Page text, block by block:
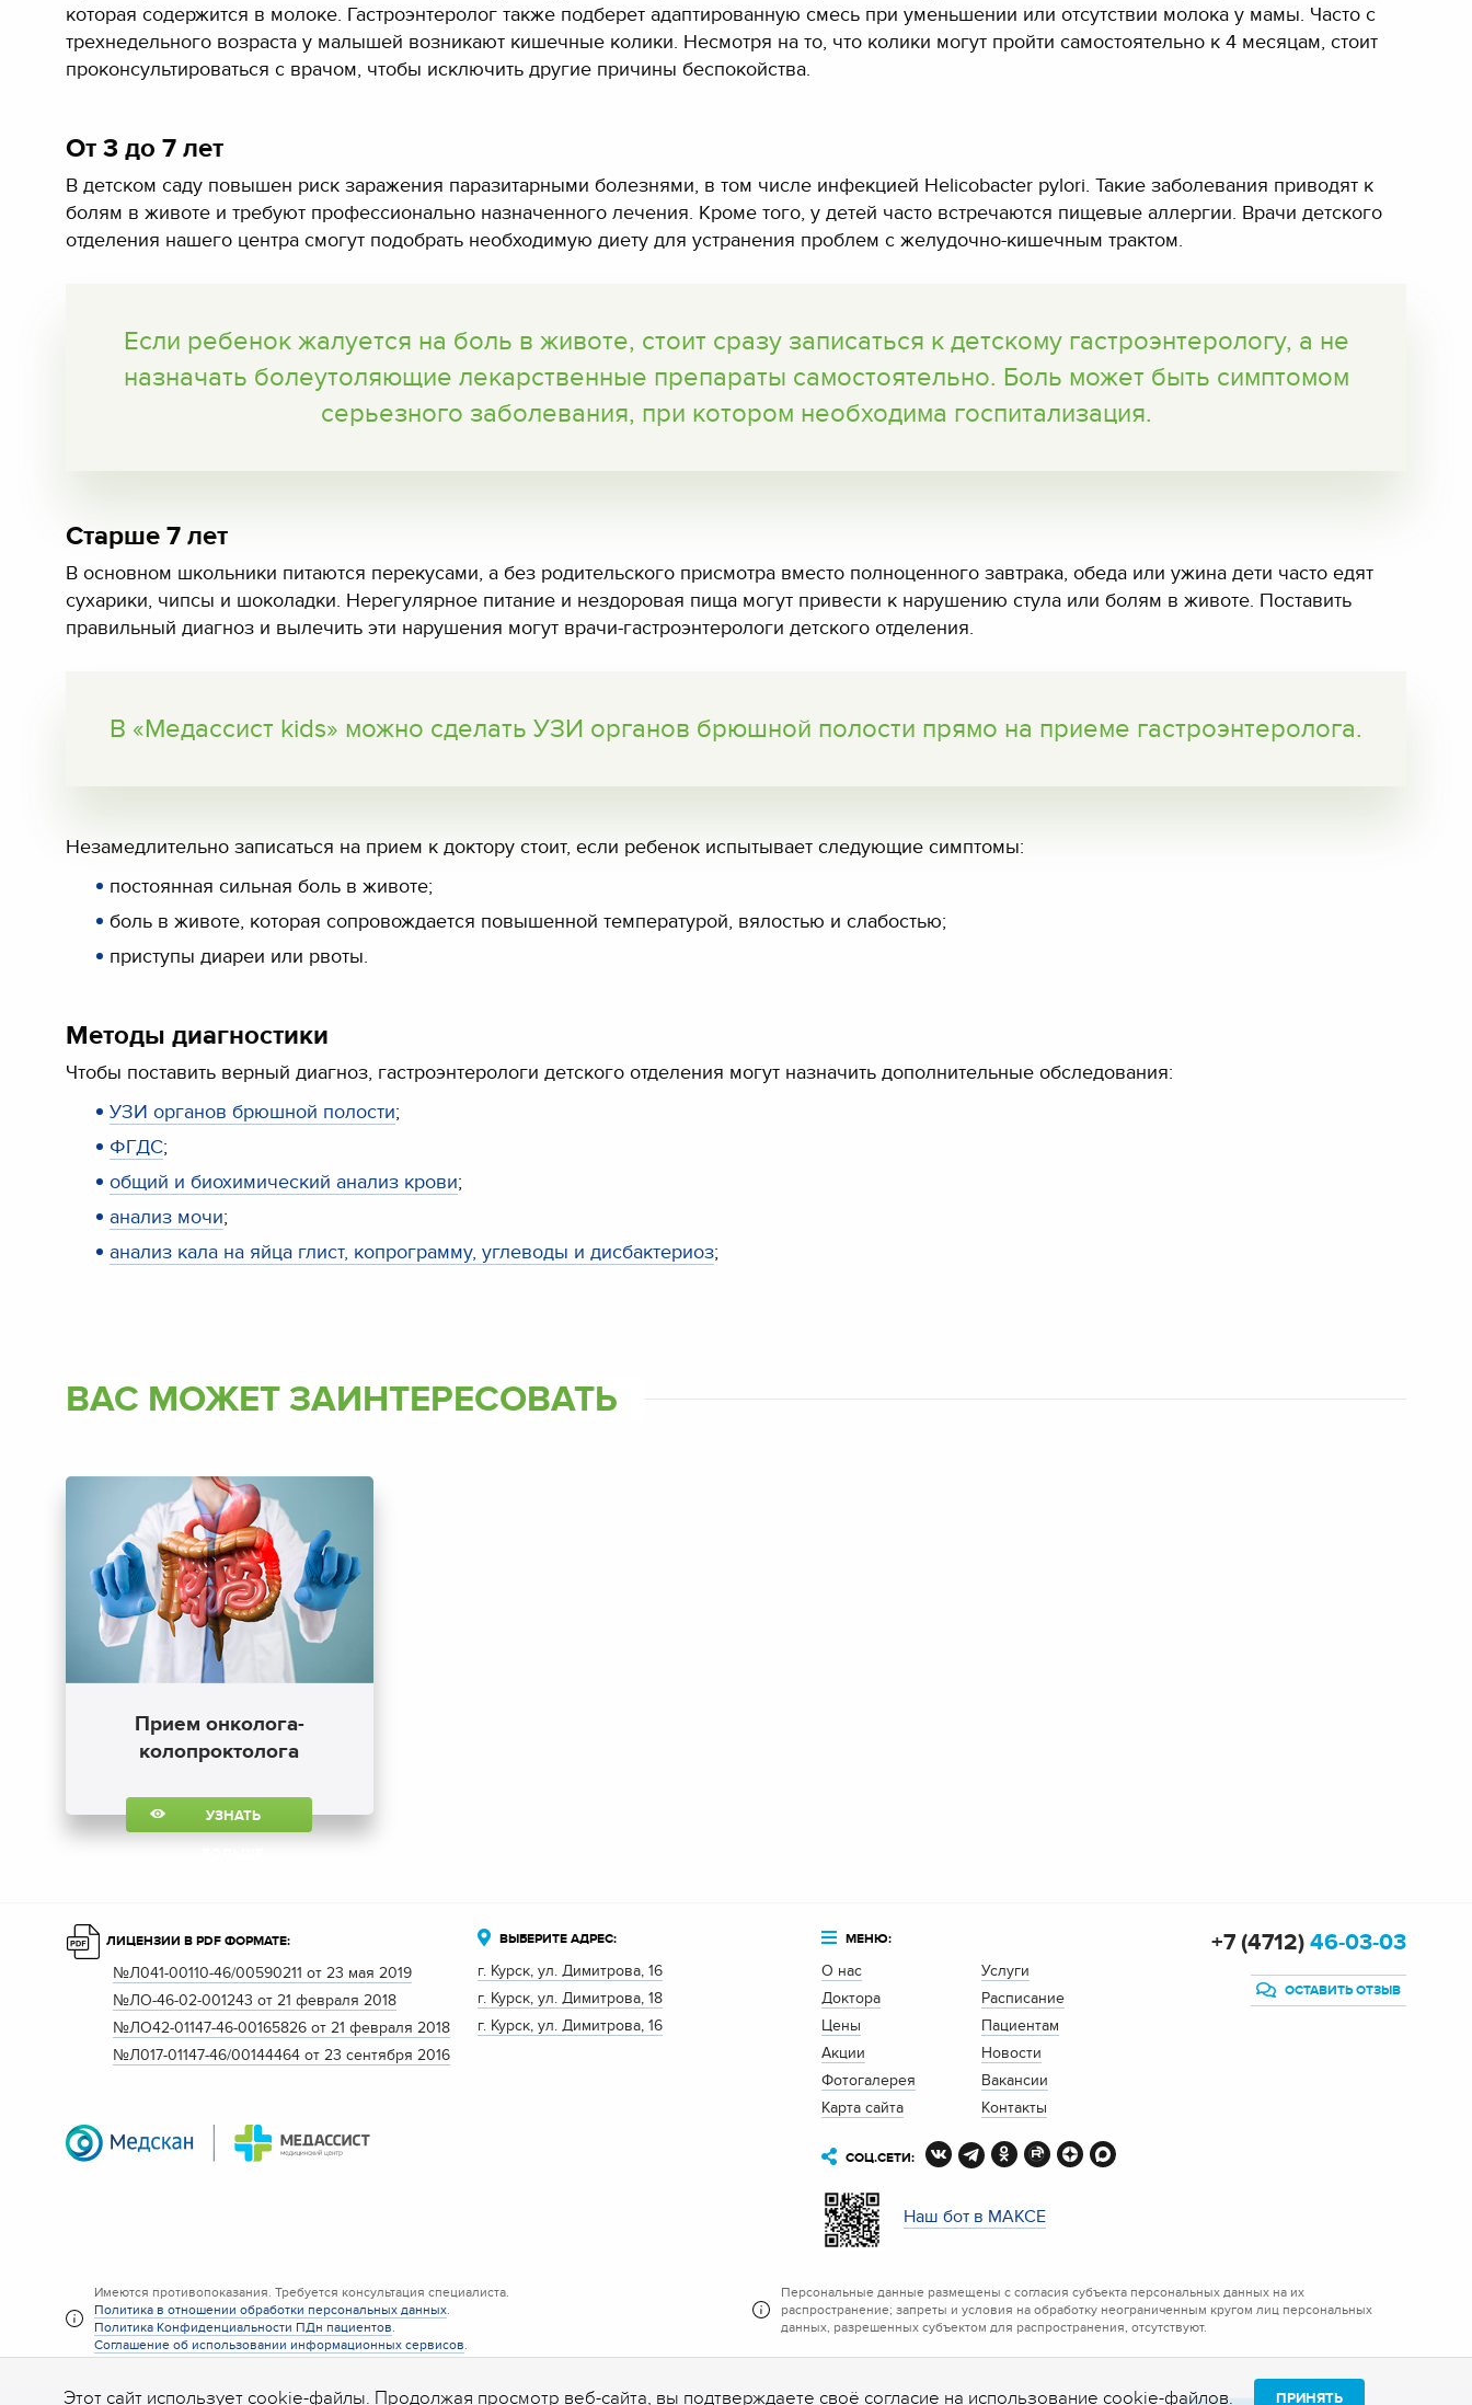
которая содержится в молоке. Гастроэнтеролог также подберет адаптированную смесь при уменьшении или отсутствии молока у мамы. Часто с
трехнедельного возраста у малышей возникают кишечные колики. Несмотря на то, что колики могут пройти самостоятельно к 4 месяцам, стоит
проконсультироваться с врачом, чтобы исключить другие причины беспокойства.
От 3 до 7 лет
В детском саду повышен риск заражения паразитарными болезнями, в том числе инфекцией Helicobacter pylori. Такие заболевания приводят к
болям в животе и требуют профессионально назначенного лечения. Кроме того, у детей часто встречаются пищевые аллергии. Врачи детского
отделения нашего центра смогут подобрать необходимую диету для устранения проблем с желудочно-кишечным трактом.
Если ребенок жалуется на боль в животе, стоит сразу записаться к детскому гастроэнтерологу, а не
назначать болеутоляющие лекарственные препараты самостоятельно. Боль может быть симптомом
серьезного заболевания, при котором необходима госпитализация.
Старше 7 лет
В основном школьники питаются перекусами, а без родительского присмотра вместо полноценного завтрака, обеда или ужина дети часто едят
сухарики, чипсы и шоколадки. Нерегулярное питание и нездоровая пища могут привести к нарушению стула или болям в животе. Поставить
правильный диагноз и вылечить эти нарушения могут врачи-гастроэнтерологи детского отделения.
В «Медассист kids» можно сделать УЗИ органов брюшной полости прямо на приеме гастроэнтеролога.
Незамедлительно записаться на прием к доктору стоит, если ребенок испытывает следующие симптомы:
постоянная сильная боль в животе;
боль в животе, которая сопровождается повышенной температурой, вялостью и слабостью;
приступы диареи или рвоты.
Методы диагностики
Чтобы поставить верный диагноз, гастроэнтерологи детского отделения могут назначить дополнительные обследования:
УЗИ органов брюшной полости;
ФГДС;
общий и биохимический анализ крови;
анализ мочи;
анализ кала на яйца глист, копрограмму, углеводы и дисбактериоз;
ВАС МОЖЕТ ЗАИНТЕРЕСОВАТЬ
Прием онколога-
колопроктолога
УЗНАТЬ
ЛИЦЕНЗИИ В PDF ФОРМАТЕ:
№Л041-00110-46/00590211 от 23 мая 2019
№ЛО-46-02-001243 от 21 февраля 2018
№ЛО42-01147-46-00165826 от 21 февраля 2018
№Л017-01147-46/00144464 от 23 сентября 2016
ВЫБЕРИТЕ АДРЕС:
г. Курск, ул. Димитрова, 16
г. Курск, ул. Димитрова, 18
г. Курск, ул. Димитрова, 16
МЕНЮ:
О нас
Услуги
Доктора
Расписание
Цены
Пациентам
Акции
Новости
Фотогалерея
Вакансии
Карта сайта
Контакты
СОЦ.СЕТИ:
Наш бот в МАКСЕ
+7 (4712)46-03-03
ОСТАВИТЬ ОТЗЫВ
Имеются противопоказания. Требуется консультация специалиста.
Политика в отношении обработки персональных данных.
Политика Конфиденциальности ПДн пациентов.
Соглашение об использовании информационных сервисов.
Персональные данные размещены с согласия субъекта персональных данных на их
распространение; запреты и условия на обработку неограниченным кругом лиц персональных
данных, разрешенных субъектом для распространения, отсутствуют.
Этот сайт использует cookie-файлы. Продолжая просмотр веб-сайта, вы подтверждаете своё согласие на использование cookie-файлов. ПРИНЯТЬ